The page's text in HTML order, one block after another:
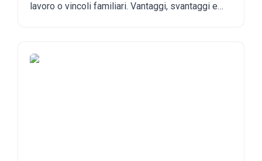
lavoro o vincoli familiari. Vantaggi, svantaggi e